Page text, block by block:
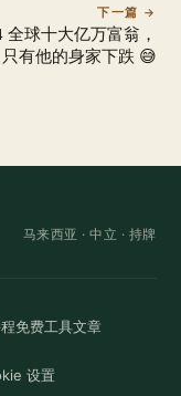
下一篇 →
全球十大亿万富翁，
只有他的身家下跌 😅
马来西亚 ·中立 · 持牌
免费工具文章
设置